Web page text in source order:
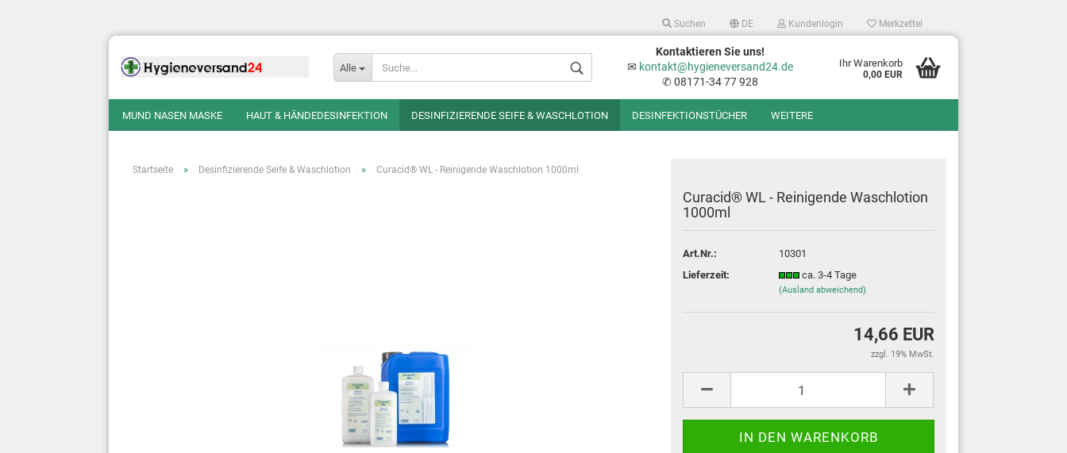
Suchen DE
Sprache auswählen
Kundenlogin Merkzettel
Alle
Kontaktieren Sie uns!
✉ kontakt@hygieneversand24.de
✆ 08171-34 77 928
Ihr Warenkorb
0,00 EUR
MUND NASEN MASKE HAUT & HÄNDEDESINFEKTION DESINFIZIERENDE SEIFE & WASCHLOTION DESINFEKTIONSTÜCHER WEITERE
Startseite » Desinfizierende Seife & Waschlotion » Curacid® WL - Reinigende Waschlotion 1000ml
Curacid® WL - Reinigende Waschlotion
1000ml
Art.Nr.:
10301
Lieferzeit:
ca. 3-4 Tage
(Ausland abweichend)
14,66 EUR
zzgl. 19% MwSt.